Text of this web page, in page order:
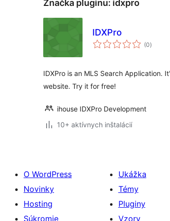
Značka pluginu: idxpro
IDXPro
(0celkové
)
IDXPro is an MLS Search Application.
website. Try it for free!
ihouse IDXPro Development
10+ aktívnych inštalácií
O WordPress
Novinky
Hosting
Súkromie
Ukážka
Témy
Pluginy
Vzory